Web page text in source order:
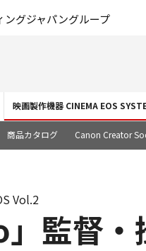
ングジャパングループ
映画製作機器 CINEMA EOS
商品カタログ Canon Creator
」監督
Vol.2